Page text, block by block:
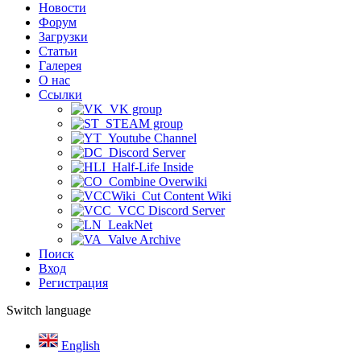
Новости
Форум
Загрузки
Статьи
Галерея
О нас
Ссылки
VK group
STEAM group
Youtube Channel
Discord Server
Half-Life Inside
Combine Overwiki
Cut Content Wiki
VCC Discord Server
LeakNet
Valve Archive
Поиск
Вход
Регистрация
Switch language
English